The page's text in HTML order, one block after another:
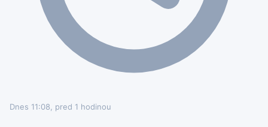
Dnes 11:08, pred 1 hodinou